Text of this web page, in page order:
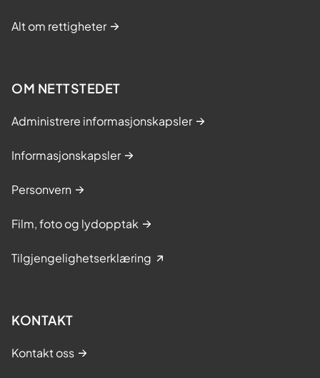
Alt om rettigheter
OM NETTSTEDET
Administrere informasjonskapsler
Informasjonskapsler
Personvern
Film, foto og lydopptak
Tilgjengelighetserklæring
KONTAKT
Kontakt oss